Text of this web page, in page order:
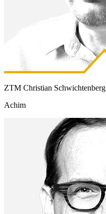
ZTM Christian Schwichtenberg
Achim